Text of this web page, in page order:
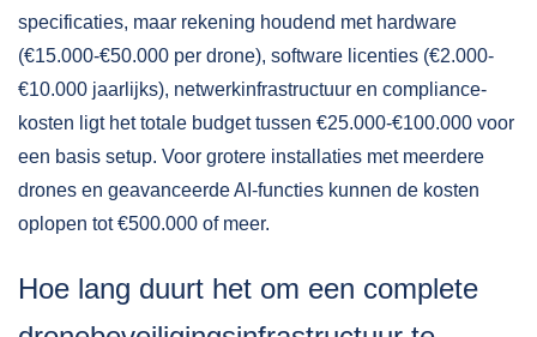
specificaties, maar rekening houdend met hardware
(€15.000-€50.000 per drone), software licenties (€2.000-
€10.000 jaarlijks), netwerkinfrastructuur en compliance-
kosten ligt het totale budget tussen €25.000-€100.000 voor
een basis setup. Voor grotere installaties met meerdere
drones en geavanceerde AI-functies kunnen de kosten
oplopen tot €500.000 of meer.
Hoe lang duurt het om een complete